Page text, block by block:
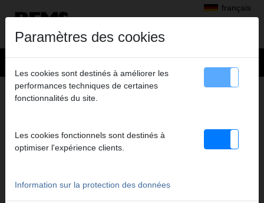
français
Produits >Couper, chanfreiner, ébavurer, calibrer
REMS Cut 110 P
> Segment serrage Ø 56 mm, paire
Code art. 290444
Segment de serrage REMS Cut Ø 56 mm, paire
Paramètres des cookies
Les cookies sont destinés à améliorer les
performances techniques de certaines
fonctionnalités du site.
Les cookies fonctionnels sont destinés à
optimiser l'expérience clients.
Information sur la protection des données